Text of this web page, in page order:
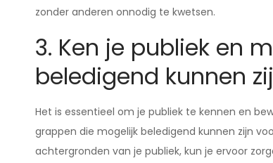
zonder anderen onnodig te kwetsen.
3. Ken je publiek en
beledigend kunnen
Het is essentieel om je publiek te kennen en
grappen die mogelijk beledigend kunnen zijn
achtergronden van je publiek, kun je ervoor